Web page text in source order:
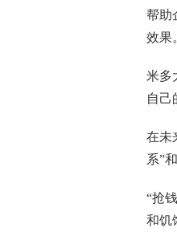
帮助
效果
米多
自己
在未
系”
“抢
和饥